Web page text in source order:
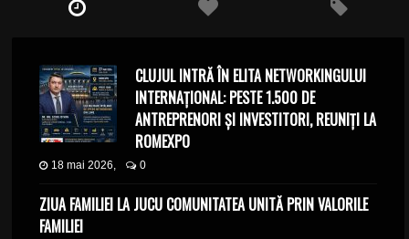
CLUJUL INTRĂ ÎN ELITA NETWORKINGULUI
INTERNAȚIONAL: PESTE 1.500 DE
ANTREPRENORI ȘI INVESTITORI, REUNIȚI LA
ROMEXPO
18 mai 2026, 0
ZIUA FAMILIEI LA JUCU COMUNITATEA UNITĂ PRIN VALORILE
FAMILIEI